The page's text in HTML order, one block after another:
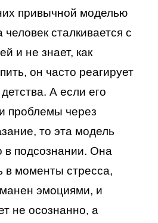
привычной моделью
сталкивается с
и не знает, как
он часто реагирует
А если его
проблемы через
то эта модель
в подсознании. Она
в моменты стресса,
эмоциями, и
не осознанно, а